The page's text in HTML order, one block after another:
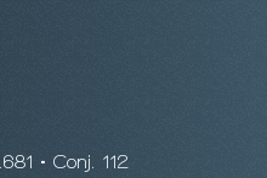
• Conj. 112